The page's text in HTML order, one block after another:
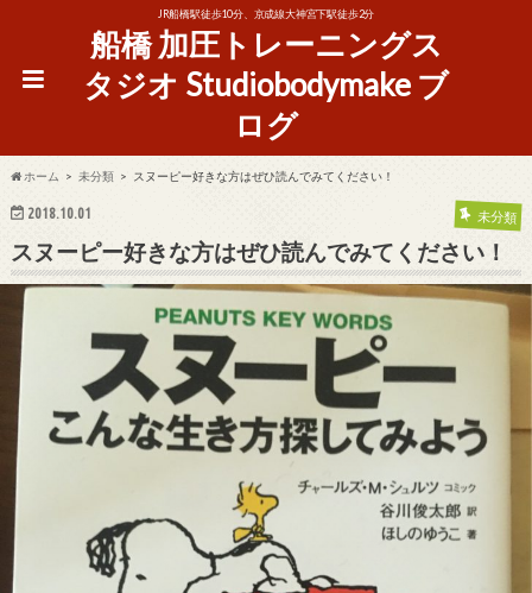
JR船橋駅徒歩10分、京成線大神宮下駅徒歩2分
船橋 加圧トレーニングス
タジオ Studiobodymake ブ
ログ
ホーム 未分類 スヌーピー好きな方はぜひ読んでみてください！
2018.10.01 未分類
スヌーピー好きな方はぜひ読んでみてください！